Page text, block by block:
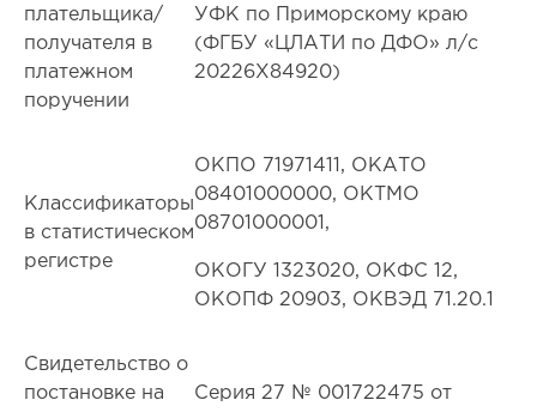
плательщика/
получателя в
платежном
поручении
УФК по Приморскому краю
(ФГБУ «ЦЛАТИ по ДФО» л/с
20226Х84920)
Классификаторы
в статистическом
регистре
ОКПО 71971411, ОКАТО
08401000000, ОКТМО
08701000001,
ОКОГУ 1323020, ОКФС 12,
ОКОПФ 20903, ОКВЭД 71.20.1
Свидетельство о
постановке на
Серия 27 № 001722475 от